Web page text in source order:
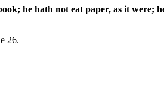
he hath not eat paper, as it
26.